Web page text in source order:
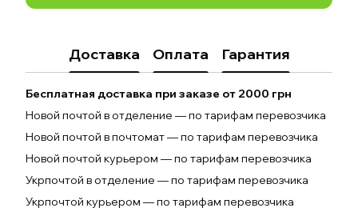
Доставка Оплата Гарантия
Бесплатная доставка при заказе от 2000 грн
Новой почтой в отделение — по тарифам перевозчика
Новой почтой в почтомат — по тарифам перевозчика
Новой почтой курьером — по тарифам перевозчика
Укрпочтой в отделение — по тарифам перевозчика
Укрпочтой курьером — по тарифам перевозчика